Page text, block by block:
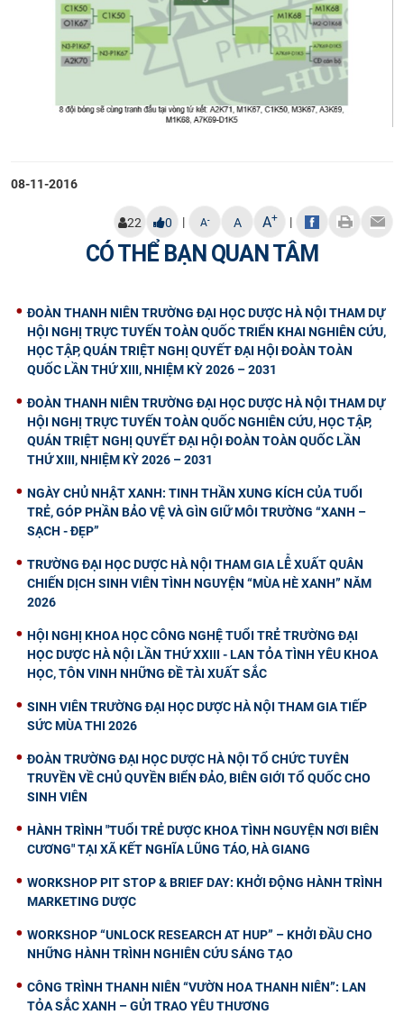
08-11-2016
22 0 | A- A A+ |
CÓ THỂ BẠN QUAN TÂM
ĐOÀN THANH NIÊN TRƯỜNG ĐẠI HỌC DƯỢC HÀ NỘI THAM DỰ
HỘI NGHỊ TRỰC TUYẾN TOÀN QUỐC TRIỂN KHAI NGHIÊN CỨU,
HỌC TẬP, QUÁN TRIỆT NGHỊ QUYẾT ĐẠI HỘI ĐOÀN TOÀN
QUỐC LẦN THỨ XIII, NHIỆM KỲ 2026 – 2031
ĐOÀN THANH NIÊN TRƯỜNG ĐẠI HỌC DƯỢC HÀ NỘI THAM DỰ
HỘI NGHỊ TRỰC TUYẾN TOÀN QUỐC NGHIÊN CỨU, HỌC TẬP,
QUÁN TRIỆT NGHỊ QUYẾT ĐẠI HỘI ĐOÀN TOÀN QUỐC LẦN
THỨ XIII, NHIỆM KỲ 2026 – 2031
NGÀY CHỦ NHẬT XANH: TINH THẦN XUNG KÍCH CỦA TUỔI
TRẺ, GÓP PHẦN BẢO VỆ VÀ GÌN GIỮ MÔI TRƯỜNG “XANH –
SẠCH - ĐẸP”
TRƯỜNG ĐẠI HỌC DƯỢC HÀ NỘI THAM GIA LỄ XUẤT QUÂN
CHIẾN DỊCH SINH VIÊN TÌNH NGUYỆN “MÙA HÈ XANH” NĂM
2026
HỘI NGHỊ KHOA HỌC CÔNG NGHỆ TUỔI TRẺ TRƯỜNG ĐẠI
HỌC DƯỢC HÀ NỘI LẦN THỨ XXIII - LAN TỎA TÌNH YÊU KHOA
HỌC, TÔN VINH NHỮNG ĐỀ TÀI XUẤT SẮC
SINH VIÊN TRƯỜNG ĐẠI HỌC DƯỢC HÀ NỘI THAM GIA TIẾP
SỨC MÙA THI 2026
ĐOÀN TRƯỜNG ĐẠI HỌC DƯỢC HÀ NỘI TỔ CHỨC TUYÊN
TRUYỀN VỀ CHỦ QUYỀN BIỂN ĐẢO, BIÊN GIỚI TỔ QUỐC CHO
SINH VIÊN
HÀNH TRÌNH "TUỔI TRẺ DƯỢC KHOA TÌNH NGUYỆN NƠI BIÊN
CƯƠNG" TẠI XÃ KẾT NGHĨA LŨNG TÁO, HÀ GIANG
WORKSHOP PIT STOP & BRIEF DAY: KHỞI ĐỘNG HÀNH TRÌNH
MARKETING DƯỢC
WORKSHOP “UNLOCK RESEARCH AT HUP” – KHỞI ĐẦU CHO
NHỮNG HÀNH TRÌNH NGHIÊN CỨU SÁNG TẠO
CÔNG TRÌNH THANH NIÊN “VƯỜN HOA THANH NIÊN”: LAN
TỎA SẮC XANH – GỬI TRAO YÊU THƯƠNG